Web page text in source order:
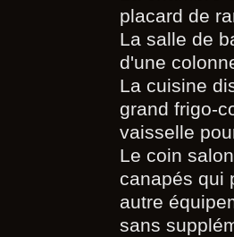
placard de
La salle de
d'une
La cuisine
grand frigo-
vaisselle
Le coin
canapés qui
autre
sans